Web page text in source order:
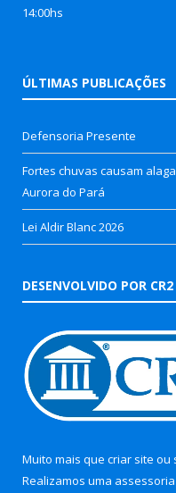
14:00hs
ÚLTIMAS PUBLICAÇÕES
Defensoria Presente
Fortes chuvas causam
Aurora do Pará
Lei Aldir Blanc 2026
DESENVOLVIDO POR CR2
Muito mais que criar site ou
Realizamos uma assessoria